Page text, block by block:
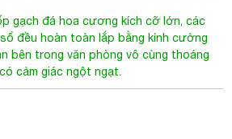
gạch đá hoa cương kích cỡ lớn, các
đều hoàn toàn lắp bằng kính cường
bên trong văn phòng vô cùng thoáng
cảm giác ngột ngạt.